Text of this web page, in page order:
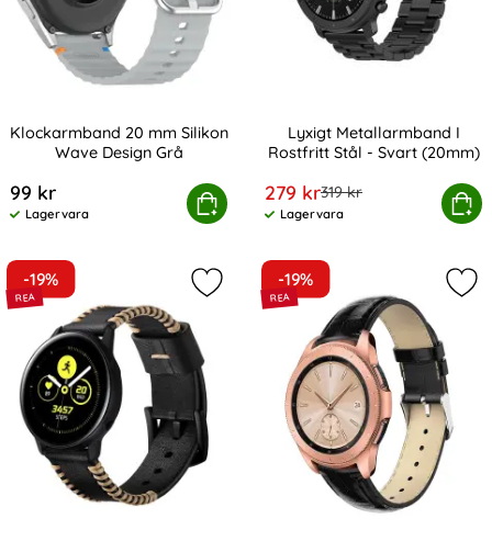
Klockarmband 20 mm Silikon
Wave Design Grå
99 kr
Tillgänglighet:
Lagervara
Köp
Klockarmband 20 mm Silikon Wave Design Grå
Lyxigt Metallarmband I
Rostfritt Stål - Svart (20mm)
rea pris
279 krtidigare pris
319 kr
Tillgänglighet:
Lagervara
Köp
Lyxigt Metallarmband I
-19%
Markera Äkta Läder Armband
-19%